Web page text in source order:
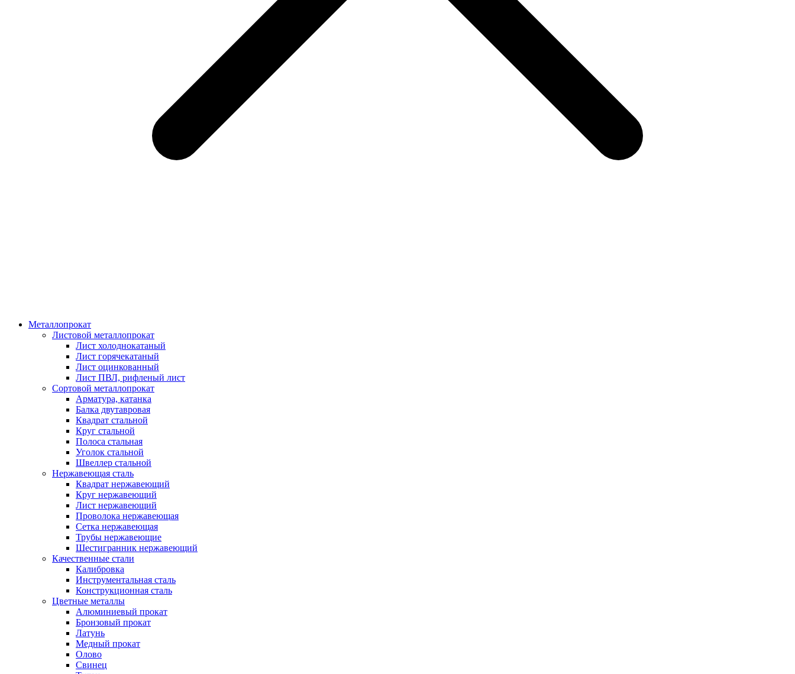
Металлопрокат
Листовой металлопрокат
Лист холоднокатаный
Лист горячекатаный
Лист оцинкованный
Лист ПВЛ, рифленый лист
Сортовой металлопрокат
Арматура, катанка
Балка двутавровая
Квадрат стальной
Круг стальной
Полоса стальная
Уголок стальной
Швеллер стальной
Нержавеющая сталь
Квадрат нержавеющий
Круг нержавеющий
Лист нержавеющий
Проволока нержавеющая
Сетка нержавеющая
Трубы нержавеющие
Шестигранник нержавеющий
Качественные стали
Калибровка
Инструментальная сталь
Конструкционная сталь
Цветные металлы
Алюминиевый прокат
Бронзовый прокат
Латунь
Медный прокат
Олово
Свинец